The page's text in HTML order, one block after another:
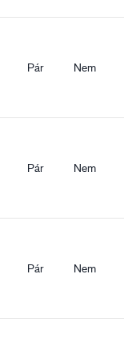
Pár Nem
Pár Nem
Pár Nem